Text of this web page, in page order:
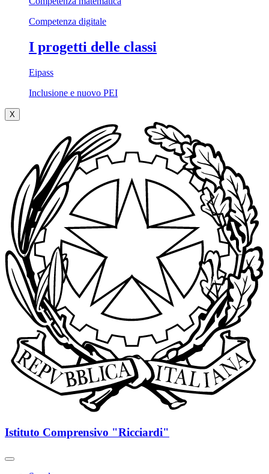
Competenza digitale
I progetti delle classi
Eipass
Inclusione e nuovo PEI
X
Istituto Comprensivo "Ricciardi"